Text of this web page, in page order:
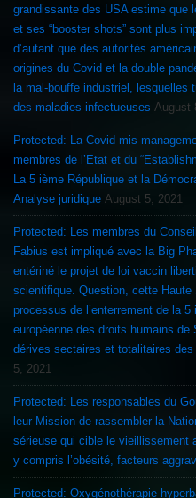
grandissante des USA estime que
et ses “booster shots” sont plus
d’autant que des autorités
origines du Covid et la double
la mal-bouffe industriel, lesquelles
des maladies infectueuses August
Protected: La Covid mis-
membres de l’Etat et du
La 5 ième République et la
Analyse juridique August 5, 2021
Protected: Les membres du
Fabius est impliqué avec la Big
entériné le projet de loi vaccin
scientifique. Question, cette
processus de l’enterrement de la
européenne des droits humains de
dérives sectaires et totalitaires
5, 2021
Protected: Les responsables du
leur Mission de rassembler la
sérieuse qui cible le vieillissement
y compris l’obésité, facteurs
Protected: Oxygénothérapie